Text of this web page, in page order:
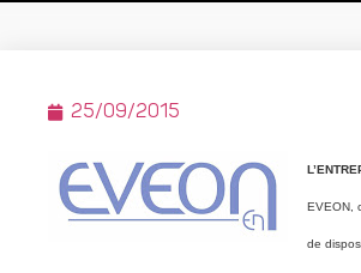
25/09/2015
EVEON,
de